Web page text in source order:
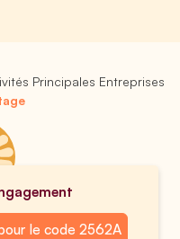
Principales Entreprises
le code 2562A